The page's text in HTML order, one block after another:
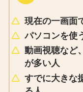
現在の一画面
パソコンを使
動画視聴など
が多い人
すでに大きな